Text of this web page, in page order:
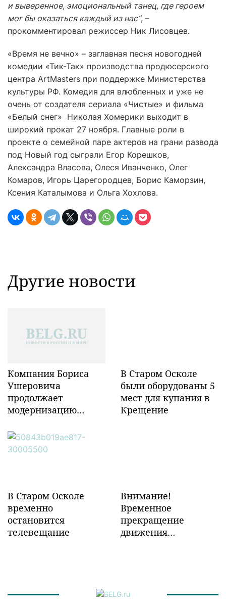
и выверенное, эмоциональный танец, где героем
мог бы оказаться каждый из нас”, –
прокомментировал режиссер Ник Лисовцев.
«Время не вечно» – заглавная песня новогодней
комедии «Тик-Так» производства продюсерского
центра ArtMasters при поддержке Министерства
культуры РФ. Комедия для влюбленных и уже не
очень от создателя сериала «Чистые» и фильма
«Белый снег» Николая Хомерики выходит в
широкий прокат 27 ноября. Главные роли в
проекте о семейной паре актеров на грани развода
под Новый год сыграли Егор Корешков,
Александра Власова, Олеся Иванченко, Олег
Комаров, Игорь Царегородцев, Борис Каморзин,
Ксения Каталымова и Ольга Хохлова.
Другие новости
Компания Бориса
Ушеровича
продолжает
модернизацию
инфраструктуры в
Забайкалье
В Старом Осколе
были оборудованы 5
мест для купания в
Крещение
В Старом Осколе
временно
остановится
телевещание
Внимание!
Временное
прекращение
движения